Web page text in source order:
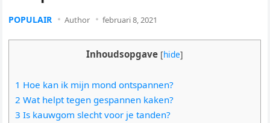
POPULAIR Author februari 8, 2021
Inhoudsopgave [hide]
1 Hoe kan ik mijn mond ontspannen?
2 Wat helpt tegen gespannen kaken?
3 Is kauwgom slecht voor je tanden?